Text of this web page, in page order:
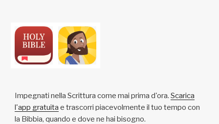
Impegnati nella Scrittura come mai prima d'ora. Scarica
l'app gratuita e trascorri piacevolmente il tuo tempo con
la Bibbia, quando e dove ne hai bisogno.